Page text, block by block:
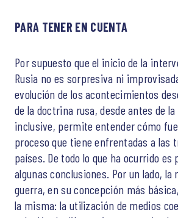
PARA TENER EN CUENTA
Por supuesto que el inicio de la
Rusia no es sorpresiva ni
evolución de los acontecimientos
de la doctrina rusa, desde antes de
inclusive, permite entender cómo
proceso que tiene enfrentadas a las
países. De todo lo que ha ocurrido
algunas conclusiones. Por un lado, la
guerra, en su concepción más
la misma: la utilización de medios